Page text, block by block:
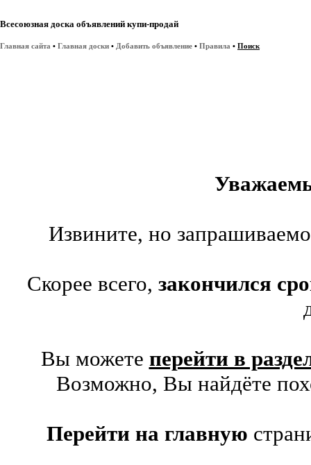
Всесоюзная доска объявлений купи-продай
Главная сайта • Главная доски • Добавить объявление • Правила • Поиск
Извините, но
Скорее всего, закончился
Вы можете перейти в
Возможно, Вы найдёте
Перейти на главную